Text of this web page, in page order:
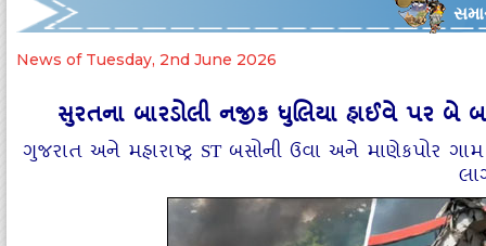
News of Tuesday, 2nd June 2026
સુરતના બારડોલી નજીક ધુલિયા હાઈવે પર બે
ગુજરાત અને મહારાષ્ટ્ર ST બસોની ઉવા અને